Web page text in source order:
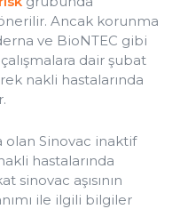
Ancak korunma
ve BioNTEC gibi
dair şubat
nakli hastalarında
olan Sinovac inaktif
hastalarında
sinovac aşısının
ile ilgili bilgiler